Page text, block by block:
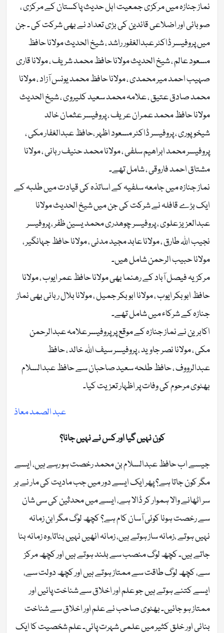
نماز جنازہ میں مرکزی جمعیت اہل حدیث پاکستان کے مرکزی ،
صوبائی اور اضلاعی قائدین کی بڑی تعداد نے بھی شرکت کی ۔ جن
میں پروفیسر ڈاکٹر عبدالغفور راشد ، شیخ الحدیث مولانا حافظ
مسعود عالم ، شیخ الحدیث مولانا حافظ محمد شریف ، مولانا قاری
صہیب احمد میر محمدی ، مولانا حافظ محمد یونس آزاد ، مولانا
محمد صادق عتیق ، علامہ محمد سعید کلیروی ، شیخ الحدیث
مولانا حافظ محمد عمران عریف ، پروفیسر عثمان خالد
شیخوپوری ، پروفیسر ڈاکٹر مسعود اظہر ،حافظ عبدالغفار مکی ،
پروفیسر محمد ابراھیم سلفی ، مولانا محمد حنیف ربانی ، مولانا
مشتاق احمد فاروقی ، شامل تھے۔
نماز جنازہ میں جامعہ سلفیہ کے اساتذہ کی قیادت میں طلبہ کے
ایک بڑے قافلہ نے شرکت کی جن میں شیخ الحدیث مولانا
عبدالعزیز علوی ، پروفیسر چوھدری محمد یسین ظفر ، پروفیسر
نجیب اللہ طارق ، مولانا عابد مجید مدنی ، مولانا حافظ جہانگیر ،
مولانا حبیب الرحمن شامل ھیں۔
مرکزیہ فیصل آباد کے رھنما بھی مولانا حافظ عمر ایوب ، مولانا
حافظ ابوبکر ایوب ، مولانا ابوبکر جمیل ، مولانا بلال ربانی بھی نماز
جنازہ کے شرکاء میں شامل تھے۔
اکابرین نے نماز جنازہ کے موقع پر پروفیسر علامہ عبدالرحمن
مکی ، مولانا نصر جاوید ، پروفیسر سیف اللہ خالد ، حافظ
عبدالرووف ، حافظ طلحہ سعید صاحبان سے حافظ عبدالسلام
بھٹوی مرحوم کی وفات پر اظہار تعزیت کیا۔
عبد الصمد معاذ
کون نہیں گیا اور کس نے نہیں جانا؟
جیسے اب حافظ عبدالسلام بن محمد رخصت ہو رہے ہیں، ایسے
مگر کون جاتا ہے؟ پھر ایک ایسے دور میں جب مادیت کی مار نے ہر
سر اٹھانے والا ہموار کر ڈالا ہے، ایسے میں محدثین کی سی شان
سے رخصت ہونا کوئی آسان کام ہے؟ کچھ لوگ مگر ابن زمانہ
نہیں ہوتے ،زمانہ ساز ہوتے ہیں، زمانہ انھیں نہیں بناتا،وہ زمانہ بنا
جاتے ہیں۔ کچھ لوگ منصب سے بلند ہوتے ہیں اور کچھ مرکز
سے، کچھ لوگ طاقت سے ممتاز ہوتے ہیں اور کچھ دولت سے،
ایسے کتنے ہوتے ہیں جو علم اور اخلاق سے شناخت پائیں اور
ممتاز ہو جائیں۔ بھٹوی صاحب نے علم اور اخلاق سے شناخت
بنائی اور خلق کثیر میں علمی شہرت پائی۔ علم شخصیت کا ایک